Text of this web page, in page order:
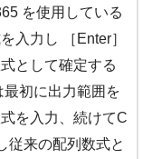
を使用している
入力し ［Enter］
として確定する
初に出力範囲を
を入力、続けてC
従来の配列数式と